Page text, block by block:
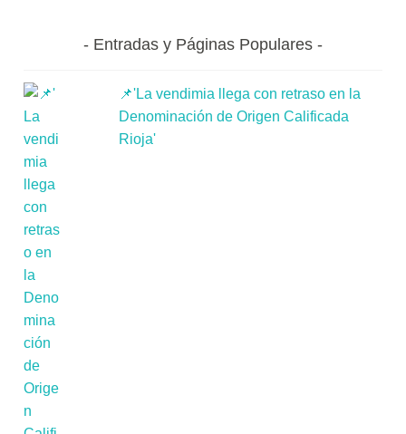
Entradas y Páginas Populares
📌'La vendimia llega con retraso en la
Denominación de Origen Calificada
Rioja'